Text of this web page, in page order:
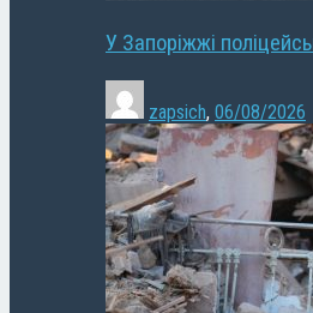
У Запоріжжі
zapsich, 06/08/2026